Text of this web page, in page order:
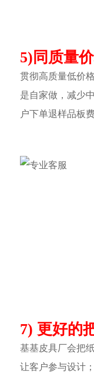
5)同质量
贯彻高质量低价
是自家做，减少
户下单退样品板
7) 更好的
基基皮具厂会把
让客户参与设计